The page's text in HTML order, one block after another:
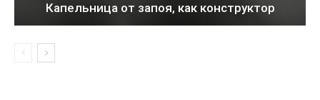
Капельница от запоя, как конструктор